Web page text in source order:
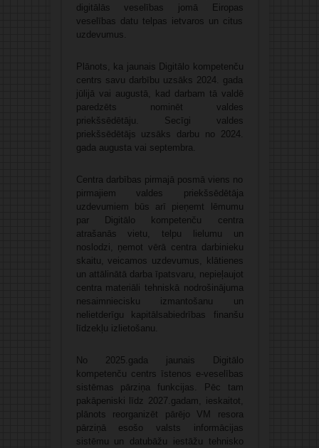
digitālās veselības jomā Eiropas
veselības datu telpas ietvaros un citus
uzdevumus.
Plānots, ka jaunais Digitālo kompetenču
centrs savu darbību uzsāks 2024. gada
jūlijā vai augustā, kad darbam tā valdē
paredzēts nominēt valdes
priekšsēdētāju. Secīgi valdes
priekšsēdētājs uzsāks darbu no 2024.
gada augusta vai septembra.
Centra darbības pirmajā posmā viens no
pirmajiem valdes priekšsēdētāja
uzdevumiem būs arī pieņemt lēmumu
par Digitālo kompetenču centra
atrašanās vietu, telpu lielumu un
noslodzi, ņemot vērā centra darbinieku
skaitu, veicamos uzdevumus, klātienes
un attālinātā darba īpatsvaru, nepieļaujot
centra materiāli tehniskā nodrošinājuma
nesaimniecisku izmantošanu un
nelietderīgu kapitālsabiedrības finanšu
līdzekļu izlietošanu.
No 2025.gada jaunais Digitālo
kompetenču centrs īstenos e-veselības
sistēmas pārziņa funkcijas. Pēc tam
pakāpeniski līdz 2027.gadam, ieskaitot,
plānots reorganizēt pārējo VM resora
pārziņā esošo valsts informācijas
sistēmu un datubāžu iestāžu tehnisko